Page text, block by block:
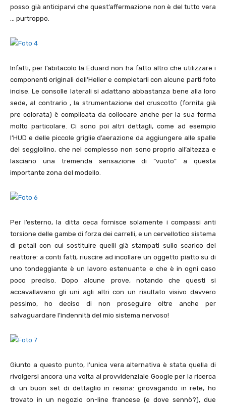
posso già anticiparvi che quest’affermazione non è del tutto vera
… purtroppo.
Infatti, per l’abitacolo la Eduard non ha fatto altro che utilizzare i
componenti originali dell’Heller e completarli con alcune parti foto
incise. Le consolle laterali si adattano abbastanza bene alla loro
sede, al contrario , la strumentazione del cruscotto (fornita già
pre colorata) è complicata da collocare anche per la sua forma
molto particolare. Ci sono poi altri dettagli, come ad esempio
l’HUD e delle piccole griglie d’aerazione da aggiungere alle spalle
del seggiolino, che nel complesso non sono proprio all’altezza e
lasciano una tremenda sensazione di “vuoto” a questa
importante zona del modello.
Per l’esterno, la ditta ceca fornisce solamente i compassi anti
torsione delle gambe di forza dei carrelli, e un cervellotico sistema
di petali con cui sostituire quelli già stampati sullo scarico del
reattore: a conti fatti, riuscire ad incollare un oggetto piatto su di
uno tondeggiante è un lavoro estenuante e che è in ogni caso
poco preciso. Dopo alcune prove, notando che questi si
accavallavano gli uni agli altri con un risultato visivo davvero
pessimo, ho deciso di non proseguire oltre anche per
salvaguardare l’indennità del mio sistema nervoso!
Giunto a questo punto, l’unica vera alternativa è stata quella di
rivolgersi ancora una volta al provvidenziale Google per la ricerca
di un buon set di dettaglio in resina: girovagando in rete, ho
trovato in un negozio on-line francese (e dove sennò?), due